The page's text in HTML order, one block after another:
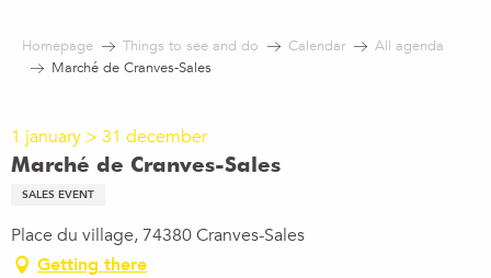
contenu
Homepage Things to see and do Calendar
All agenda
Marché de Cranves-Sales
1 january > 31 december
Marché de Cranves-Sales
SALES EVENT
Place du village, 74380 Cranves-Sales
Getting there